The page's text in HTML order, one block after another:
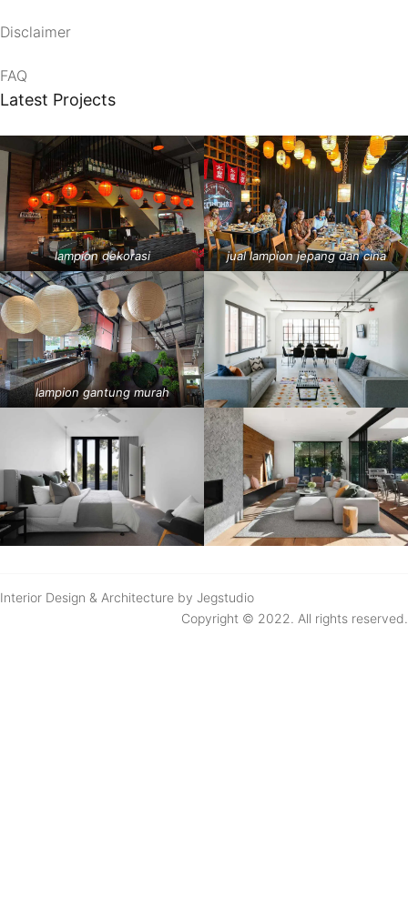
Disclaimer
FAQ
Latest Projects
lampion dekorasi jual lampion jepang dan cina
lampion gantung murah
Interior Design & Architecture by Jegstudio
Copyright © 2022. All rights reserved.